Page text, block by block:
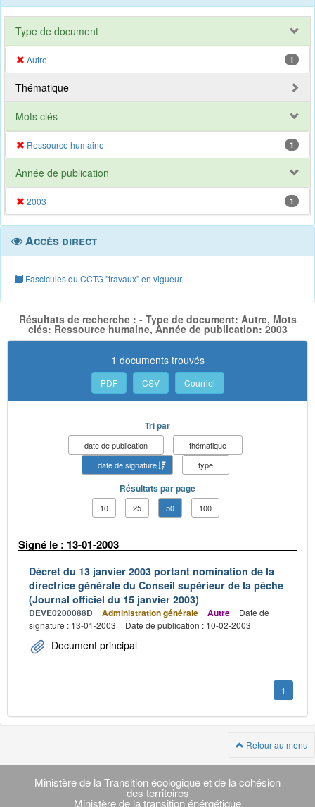
Type de document
Autre 1
Thématique
Mots clés
Ressource humaine 1
Année de publication
2003 1
Accès direct
Fascicules du CCTG "travaux" en vigueur
Résultats de recherche : - Type de document: Autre, Mots
clés: Ressource humaine, Année de publication: 2003
1 documents trouvés
PDF CSV Courriel
Tri par
date de publication
thématique
date de signature
type
Résultats par page
10 25 50 100
Signé le : 13-01-2003
Décret du 13 janvier 2003 portant nomination de la
directrice générale du Conseil supérieur de la pêche
(Journal officiel du 15 janvier 2003)
DEVE0200088D Administration générale Autre
Date de
signature : 13-01-2003
Date de publication : 10-02-2003
Document principal
1
Retour au menu
Navigation
transverse
Ministère de la Transition écologique et de la cohésion
des territoires
Ministère de la transition énérgétique